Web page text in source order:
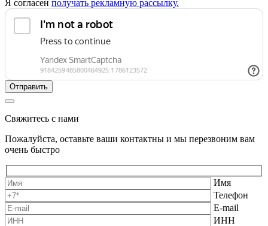
Я согласен получать рекламную рассылку.
Свяжитесь с нами
Пожалуйста, оставьте ваши контактны и мы перезвоним вам
очень быстро
Имя
Телефон
E-mail
ИНН